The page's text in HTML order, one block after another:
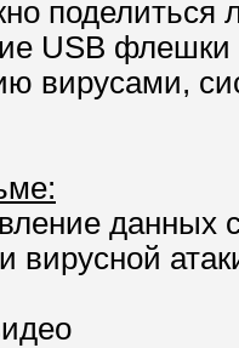
USB флешки
вирусами,
данных
вирусной